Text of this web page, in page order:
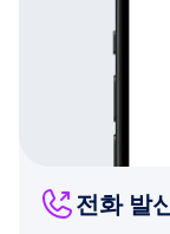
전화 발